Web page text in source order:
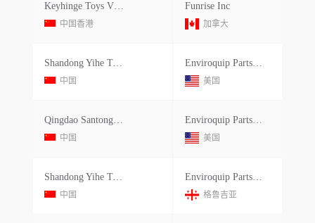
Keyhinge Toys Vn Joint Stock Co.
中国香港
Funrise Inc
加拿大
Shandong Yihe Topco Machinery Manuf
中国
Enviroquip Parts Llc
美国
Qingdao Santong Machinery Co.ltd.
中国
Enviroquip Parts Llc
美国
Shandong Yihe Topco Machinery Manuf
中国
Enviroquip Parts,llc
格鲁吉亚